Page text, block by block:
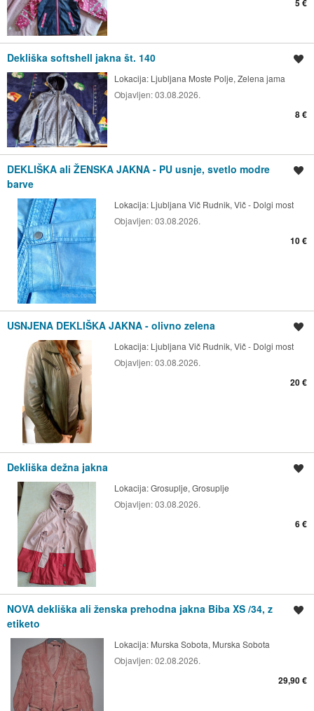
5 €
Dekliška softshell jakna št. 140
Lokacija: Ljubljana Moste Polje, Zelena jama
Objavljen:03.08.2026.
8 €
DEKLIŠKA ali ŽENSKA JAKNA - PU usnje, svetlo modre
barve
Lokacija: Ljubljana Vič Rudnik, Vič - Dolgi most
Objavljen:03.08.2026.
10 €
USNJENA DEKLIŠKA JAKNA - olivno zelena
Lokacija: Ljubljana Vič Rudnik, Vič - Dolgi most
Objavljen:03.08.2026.
20 €
Dekliška dežna jakna
Lokacija:Grosuplje, Grosuplje
Objavljen:03.08.2026.
6 €
NOVA dekliška ali ženska prehodna jakna Biba XS /34, z
etiketo
Lokacija: Murska Sobota, Murska Sobota
Objavljen:02.08.2026.
29,90 €